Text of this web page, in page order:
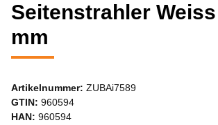
Seitenstrahler
mm
Artikelnummer: ZUBAi7589
GTIN: 960594
HAN: 960594